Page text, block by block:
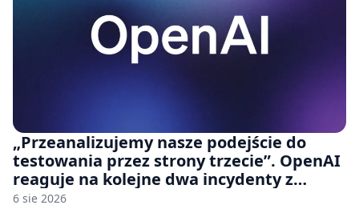
„Przeanalizujemy nasze podejście do
testowania przez strony trzecie”. OpenAI
reaguje na kolejne dwa incydenty z
udziałem autorskich modeli
6 sie 2026